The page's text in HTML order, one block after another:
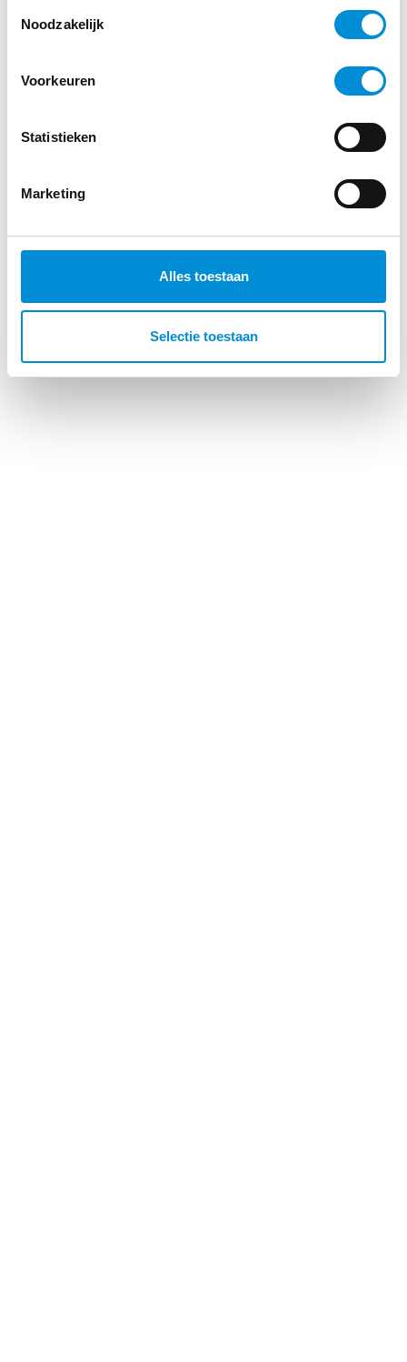
Noodzakelijk
Voorkeuren
Statistieken
Marketing
Alles toestaan
Selectie toestaan